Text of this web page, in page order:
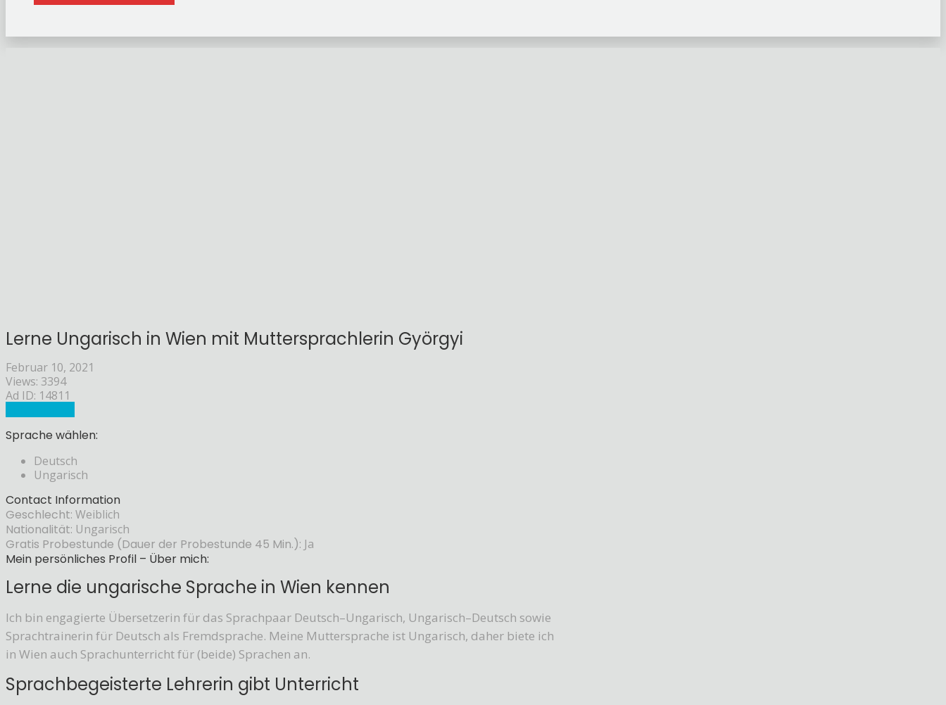
Lerne Ungarisch in Wien mit Muttersprachlerin Györgyi
Februar 10, 2021
Views: 3394
Ad ID: 14811
Sprache wählen:
Deutsch
Ungarisch
Contact Information
Geschlecht: Weiblich
Nationalität: Ungarisch
Gratis Probestunde (Dauer der Probestunde 45 Min.): Ja
Mein persönliches Profil – Über mich:
Lerne die ungarische Sprache in Wien kennen
Ich bin engagierte Übersetzerin für das Sprachpaar Deutsch–Ungarisch, Ungarisch–Deutsch sowie
Sprachtrainerin für Deutsch als Fremdsprache. Meine Muttersprache ist Ungarisch, daher biete ich
in Wien auch Sprachunterricht für (beide) Sprachen an.
Sprachbegeisterte Lehrerin gibt Unterricht